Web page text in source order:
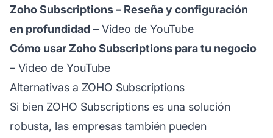
Zoho Subscriptions – Reseña y configuración
en profundidad – Video de YouTube
Cómo usar Zoho Subscriptions para tu negocio
– Video de YouTube
Alternativas a ZOHO Subscriptions
Si bien ZOHO Subscriptions es una solución
robusta, las empresas también pueden